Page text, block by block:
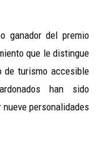
ganador del premio
que le distingue
de turismo accesible
han sido
personalidades